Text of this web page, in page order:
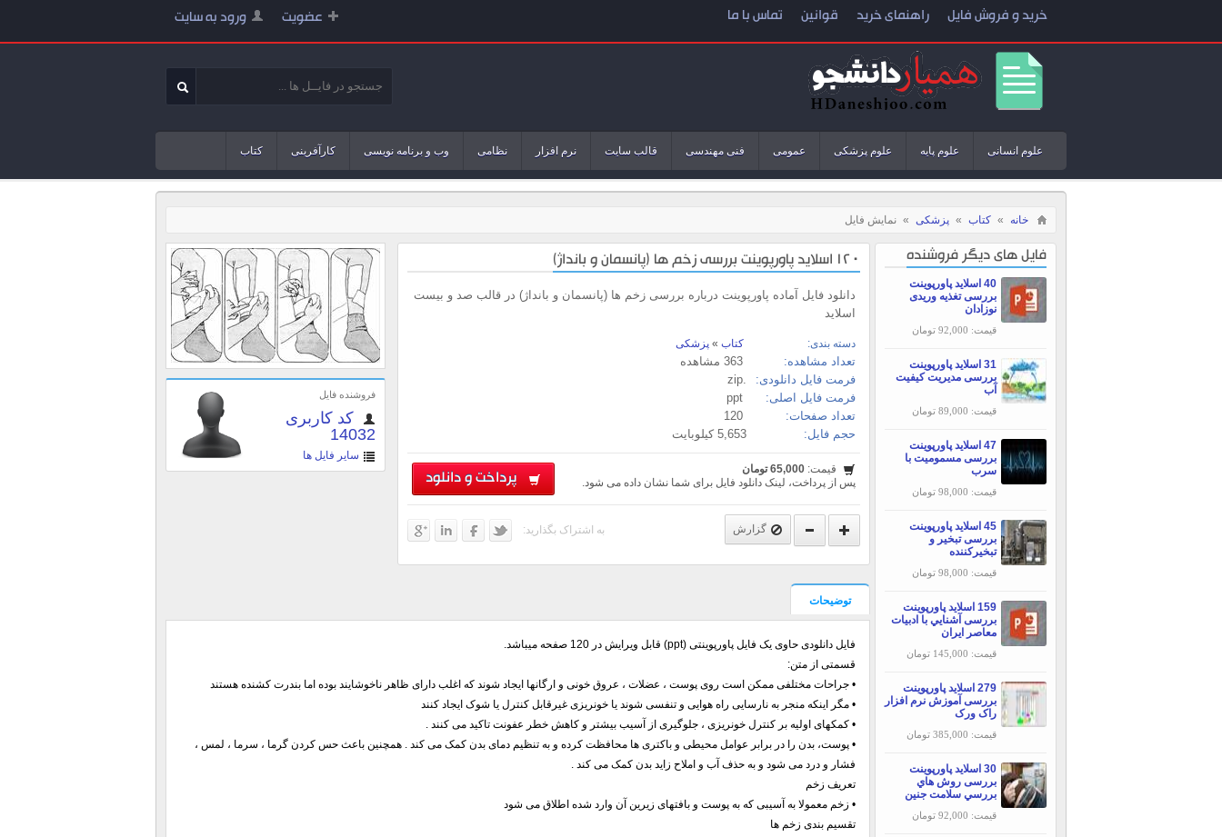
عضویت ورود به سایت خرید و فروش فایل راهنمای خرید قوانین تماس با ما
علوم انسانی علوم پایه علوم پزشکی عمومی فنی مهندسی قالب سایت نرم افزار نظامی وب و برنامه نویسی کارآفرینی کتاب
خانه » کتاب » پزشکی » نمایش فایل
فایل های دیگر فروشنده
40 اسلاید پاورپوینت
بررسی تغذیه وریدی
نوزادان
قیمت: 92,000 تومان
31 اسلاید پاورپوینت
بررسی مديريت كيفيت
آب
قیمت: 89,000 تومان
47 اسلاید پاورپوینت
بررسی مسمومیت با
سرب
قیمت: 98,000 تومان
45 اسلاید پاورپوینت
بررسی تبخير و
تبخيركننده
قیمت: 98,000 تومان
159 اسلاید پاورپوینت
بررسی آشنايي با ادبيات
معاصر ايران
قیمت: 145,000 تومان
279 اسلاید پاورپوینت
بررسی آموزش نرم افزار
راک ورک
قیمت: 385,000 تومان
30 اسلاید پاورپوینت
بررسی روش هاي
بررسي سلامت جنين
قیمت: 92,000 تومان
فروشنده فایل
کد کاربری
14032
سایر فایل ها
120 اسلاید پاورپوینت بررسی زخم ها (پانسمان و بانداژ)
دانلود فایل آماده پاورپوینت درباره بررسی زخم ها (پانسمان و بانداژ) در قالب صد و بیست
اسلاید
دسته بندی: کتاب » پزشکی
تعداد مشاهده:
فرمت فایل دانلودی:
.zip
فرمت فایل اصلی:
تعداد صفحات:
حجم فایل:
5,653 کیلوبایت
پرداخت و دانلود
قیمت: 65,000 تومان
پس از پرداخت، لینک دانلود فایل برای شما نشان داده می شود.
گزارش به اشتراک بگذارید:
توضیحات
فایل دانلودی حاوی یک فایل پاورپوینتی (ppt) قابل ویرایش در 120 صفحه میباشد.
قسمتی از متن:
• جراحات مختلفی ممکن است روی پوست ، عضلات ، عروق خونی و ارگانها ایجاد شوند که اغلب دارای ظاهر ناخوشایند بوده اما بندرت کشنده هستند
• مگر اینکه منجر به نارسایی راه هوایی و تنفسی شوند یا خونریزی غیرقابل کنترل یا شوک ایجاد کنند
• کمکهای اولیه بر کنترل خونریزی ، جلوگیری از آسیب بیشتر و کاهش خطر عفونت تاکید می کنند .
• پوست، بدن را در برابر عوامل محیطی و باکتری ها محافظت کرده و به تنظیم دمای بدن کمک می کند . همچنین باعث حس کردن گرما ، سرما ، لمس ،
فشار و درد می شود و به حذف آب و املاح زاید بدن کمک می کند .
تعریف زخم
• زخم معمولا به آسیبی که به پوست و بافتهای زیرین آن وارد شده اطلاق می شود
تقسیم بندی زخم ها